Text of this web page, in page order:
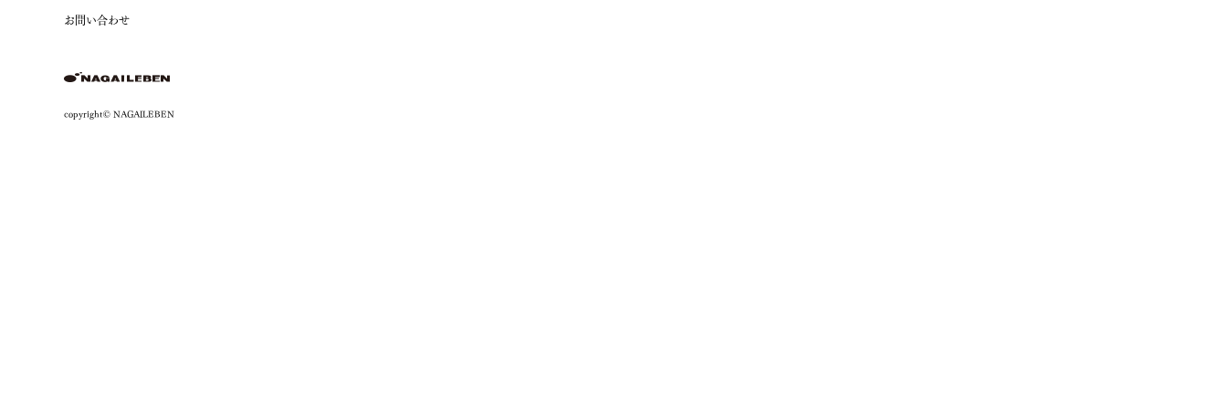
お問い合わせ
copyright© NAGAILEBEN